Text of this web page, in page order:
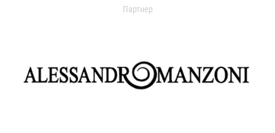
Партнер